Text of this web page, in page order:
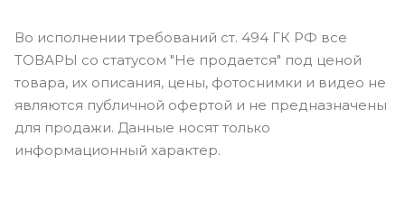
Во исполнении требований ст. 494 ГК РФ все
ТОВАРЫ со статусом "Не продается" под ценой
товара, их описания, цены, фотоснимки и видео не
являются публичной офертой и не предназначены
для продажи. Данные носят только
информационный характер.